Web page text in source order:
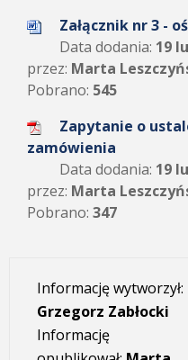
Załącznik nr 3 -
Data dodania: 19
przez: Marta
Pobrano: 545
Zapytanie o
zamówienia
Data dodania: 19
przez: Marta
Pobrano: 347
Informację wytworzył:
Grzegorz Zabłocki
Informację